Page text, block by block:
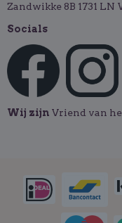
Zandwikke 8B 1731
Socials
Wij zijn Vriend van